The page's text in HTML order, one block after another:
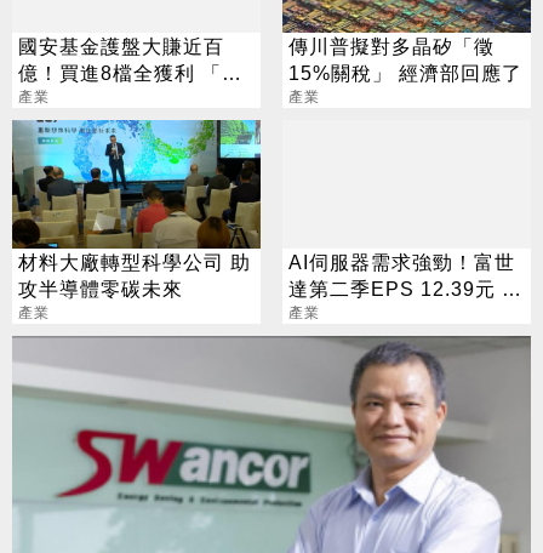
國安基金護盤大賺近百
億！買進8檔全獲利 「這
檔」貢獻逾7成7
產業
傳川普擬對多晶矽「徵
15%關稅」 經濟部回應了
產業
材料大廠轉型科學公司 助
攻半導體零碳未來
產業
AI伺服器需求強勁！富世
達第二季EPS 12.39元 年
增1.57倍
產業